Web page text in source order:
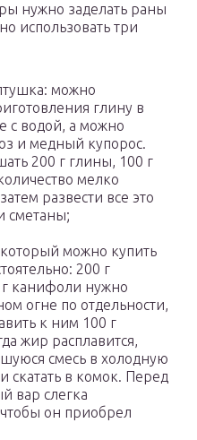
нужно заделать раны
использовать три
можно
глину в
с водой, а можно
и медный купорос.
200 г глины, 100 г
мелко
развести все это
сметаны;
можно купить
200 г
г канифоли нужно
огне по отдельности,
к ним 100 г
жир расплавится,
смесь в холодную
скатать в комок. Перед
вар слегка
он приобрел